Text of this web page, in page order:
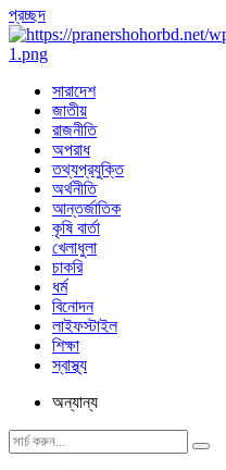
প্রচ্ছদ
সারাদেশ
জাতীয়
রাজনীতি
অপরাধ
তথ্যপ্রযুক্তি
অর্থনীতি
আন্তর্জাতিক
কৃষি বার্তা
খেলাধুলা
চাকরি
ধর্ম
বিনোদন
লাইফস্টাইল
শিক্ষা
স্বাস্থ্য
অন্যান্য